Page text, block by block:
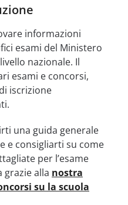
informazioni
esami del Ministero
nazionale. Il
esami e concorsi,
iscrizione
una guida generale
e consigliarti su come
per l’esame
grazie alla nostra
su la scuola